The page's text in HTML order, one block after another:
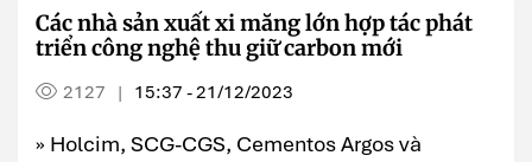
Các nhà sản xuất xi măng lớn hợp tác phát
triển công nghệ thu giữ carbon mới
2127 | 15:37 - 21/12/2023
» Holcim, SCG-CGS, Cementos Argos và